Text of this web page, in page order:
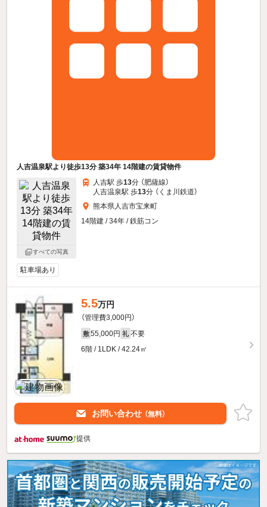
人吉温泉駅より徒歩13分 築34年 14階建の賃貸物件
すべての写真
人吉駅 歩13分 （肥薩線）
人吉温泉駅 歩13分 （くま川鉄道）
熊本県人吉市宝来町
14階建 / 34年 / 鉄筋コン
駐車場あり
5.5万円
（管理費3,000円）
敷 55,000円 礼 不要
6階 / 1LDK / 42.24㎡
お問い合わせ （無料）
提供